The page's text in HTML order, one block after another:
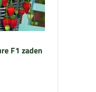
F1 zaden